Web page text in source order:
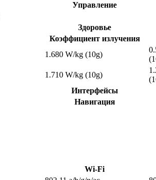
Управление
Здоровье
Коэффициент излучения
1.680 W/kg (10g)
1.710 W/kg (10g)
Интерфейсы
Навигация
Wi-Fi